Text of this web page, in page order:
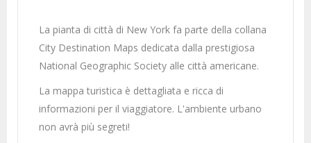
La pianta di città di New York fa parte della collana
City Destination Maps dedicata dalla prestigiosa
National Geographic Society alle città americane.
La mappa turistica è dettagliata e ricca di
informazioni per il viaggiatore. L'ambiente urbano
non avrà più segreti!